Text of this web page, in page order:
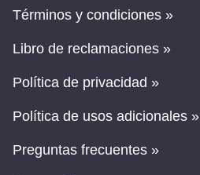
Términos y condiciones »
Libro de reclamaciones »
Política de privacidad »
Política de usos adicionales »
Preguntas frecuentes »